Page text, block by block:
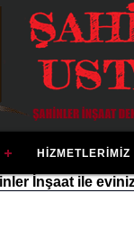
HIZMETLERIMIZ
İnşaat ile